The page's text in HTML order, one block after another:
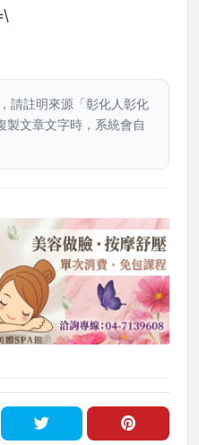
請註明來源「彰化人彰化
製文章文字時，系統會自